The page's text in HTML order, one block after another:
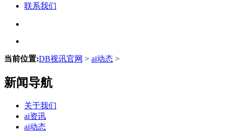
联系我们
当前位置:DB视讯官网 > ai动态 >
新闻导航
关于我们
ai资讯
ai动态